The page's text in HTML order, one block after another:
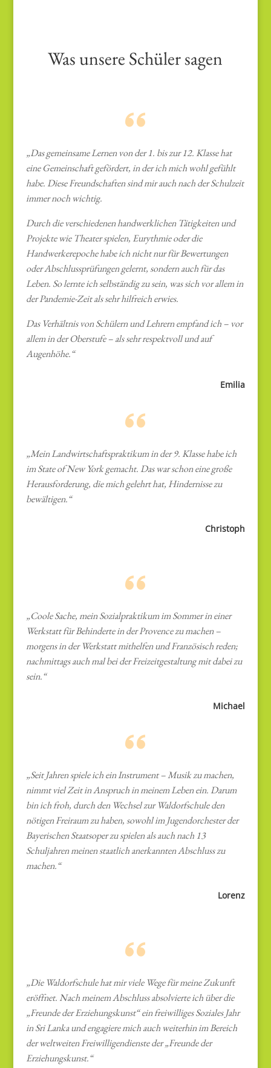
Was unsere Schüler sagen
„Das gemeinsame Lernen von der 1. bis zur 12. Klasse hat
eine Gemeinschaft gefördert, in der ich mich wohl gefühlt
habe. Diese Freundschaften sind mir auch nach der Schulzeit
immer noch wichtig.
Durch die verschiedenen handwerklichen Tätigkeiten und
Projekte wie Theater spielen, Eurythmie oder die
Handwerkerepoche habe ich nicht nur für Bewertungen
oder Abschlussprüfungen gelernt, sondern auch für das
Leben. So lernte ich selbständig zu sein, was sich vor allem in
der Pandemie-Zeit als sehr hilfreich erwies.
Das Verhältnis von Schülern und Lehrern empfand ich – vor
allem in der Oberstufe – als sehr respektvoll und auf
Augenhöhe.“
Emilia
„Mein Landwirtschaftspraktikum in der 9. Klasse habe ich
im State of New York gemacht. Das war schon eine große
Herausforderung, die mich gelehrt hat, Hindernisse zu
bewältigen.“
Christoph
„Coole Sache, mein Sozialpraktikum im Sommer in einer
Werkstatt für Behinderte in der Provence zu machen –
morgens in der Werkstatt mithelfen und Französisch reden;
nachmittags auch mal bei der Freizeitgestaltung mit dabei zu
sein.“
Michael
„Seit Jahren spiele ich ein Instrument – Musik zu machen,
nimmt viel Zeit in Anspruch in meinem Leben ein. Darum
bin ich froh, durch den Wechsel zur Waldorfschule den
nötigen Freiraum zu haben, sowohl im Jugendorchester der
Bayerischen Staatsoper zu spielen als auch nach 13
Schuljahren meinen staatlich anerkannten Abschluss zu
machen.“
Lorenz
„Die Waldorfschule hat mir viele Wege für meine Zukunft
eröffnet. Nach meinem Abschluss absolvierte ich über die
„Freunde der Erziehungskunst“ ein freiwilliges Soziales Jahr
in Sri Lanka und engagiere mich auch weiterhin im Bereich
der weltweiten Freiwilligendienste der „Freunde der
Erziehungskunst.“